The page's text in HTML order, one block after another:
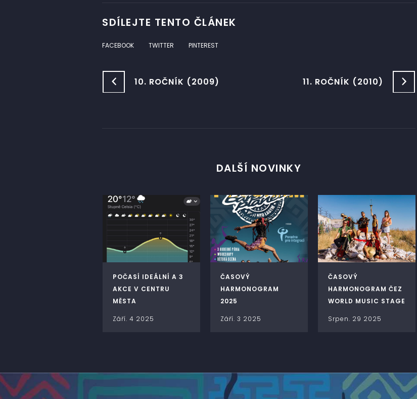
SDÍLEJTE TENTO ČLÁNEK
FACEBOOK TWITTER PINTEREST
10. ROČNÍK (2009) 11. ROČNÍK (2010)
DALŠÍ NOVINKY
POČASÍ IDEÁLNÍ A 3
AKCE V CENTRU
MĚSTA
Září. 4 2025
ČASOVÝ
HARMONOGRAM
2025
Září. 3 2025
ČASOVÝ
HARMONOGRAM ČEZ
WORLD MUSIC STAGE
Srpen. 29 2025